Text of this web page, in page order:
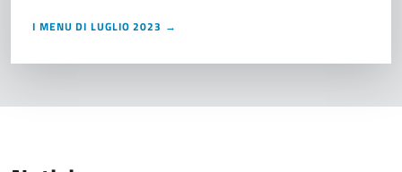
I MENU DI LUGLIO 2023 →